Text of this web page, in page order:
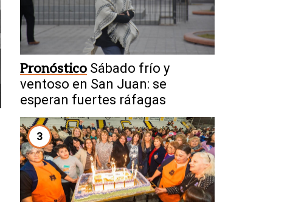
Pronóstico Sábado frío y
ventoso en San Juan: se
esperan fuertes ráfagas
3